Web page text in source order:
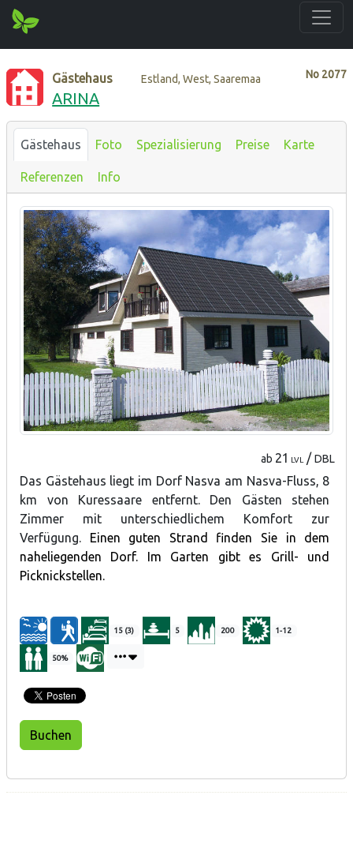
No 2077
Gästehaus Estland, West, Saaremaa
ARINA
Gästehaus Foto Spezialisierung Preise Karte
Referenzen Info
ab 21 LVL /DBL
Das Gästehaus liegt im Dorf Nasva am Nasva-Fluss, 8
km von Kuressaare entfernt. Den Gästen stehen
Zimmer mit unterschiedlichem Komfort zur
Verfügung.
Einen guten Strand finden Sie in dem
naheliegenden Dorf. Im Garten gibt es Grill- und
Picknickstellen.
15 (3) 5 200 1-12
50%
Buchen